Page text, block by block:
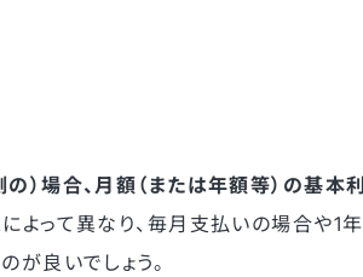
）場合、月額（または年額等）の基本利
よって異なり、毎月支払いの場合や1年
良いでしょう。